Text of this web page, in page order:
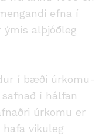
efna í
alþjóðleg
í bæði úrkomu-
í hálfan
úrkomu er
hafa vikuleg